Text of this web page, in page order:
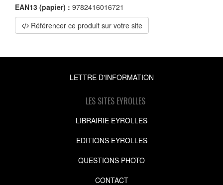
EAN13 (papier) : 9782416016721
Référencer ce produit sur votre site
LETTRE D'INFORMATION
LES SITES EYROLLES
LIBRAIRIE EYROLLES
EDITIONS EYROLLES
QUESTIONS PHOTO
CONTACT